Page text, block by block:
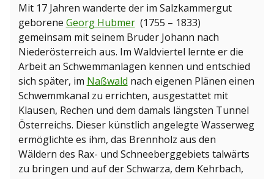
Mit 17 Jahren wanderte der im Salzkammergut
geborene Georg Hubmer(1755 – 1833)
gemeinsam mit seinem Bruder Johann nach
Niederösterreich aus. Im Waldviertel lernte er die
Arbeit an Schwemmanlagen kennen und entschied
sich später, im Naßwald nach eigenen Plänen einen
Schwemmkanal zu errichten, ausgestattet mit
Klausen, Rechen und dem damals längsten Tunnel
Österreichs. Dieser künstlich angelegte Wasserweg
ermöglichte es ihm, das Brennholz aus den
Wäldern des Rax- und Schneeberggebiets talwärts
zu bringen und auf der Schwarza, dem Kehrbach,